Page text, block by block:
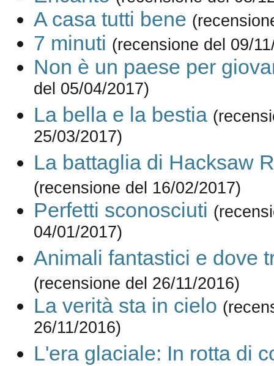
A casa tutti bene
7 minuti (recensione del 09/
Non è un paese per
del 05/04/2017)
La bella e la bestia
25/03/2017)
La battaglia di Hacksaw
(recensione del 16/02/2017)
Perfetti sconosciuti
04/01/2017)
Animali fantastici e dove
(recensione del 26/11/2016)
La verità sta in cielo
26/11/2016)
L'era glaciale: In rotta di